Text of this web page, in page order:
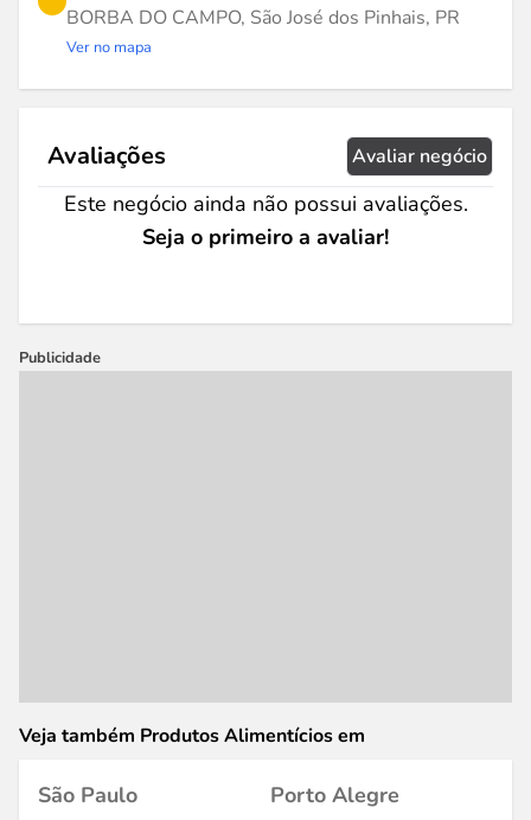
BORBA DO CAMPO, São José dos Pinhais, PR
Ver no mapa
Avaliações Avaliar negócio
Este negócio ainda não possui avaliações.
Seja o primeiro a avaliar!
Publicidade
Veja também Produtos Alimentícios em
São Paulo
Porto Alegre